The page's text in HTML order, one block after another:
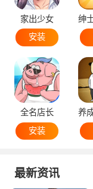
家出少女
安装
全名店长
安装
最新资讯